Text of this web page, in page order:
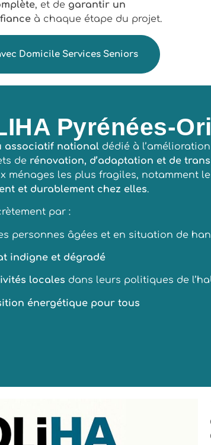
, et de garantir un
à chaque étape du projet.
Domicile Services Seniors
Pyrénées-
associatif national dédié à
de rénovation, d’adaptation et de
ménages les plus fragiles, notamment
et durablement chez elles.
par :
personnes âgées et en situation de
indigne et dégradé
locales dans leurs politiques de
énergétique pour tous